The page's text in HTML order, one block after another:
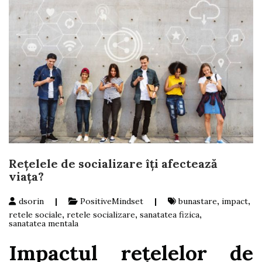
Rețelele de socializare îți afectează
viața?
dsorin | PositiveMindset | bunastare, impact,
retele sociale, retele socializare, sanatatea fizica,
sanatatea mentala
Impactul rețelelor de